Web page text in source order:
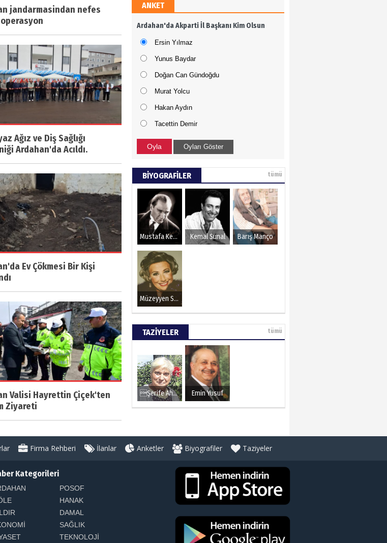
jandarmasindan nefes
Ağız ve Diş Sağlığı
Ardahan'da Acıldı.
Ev Çökmesi Bir Kişi
Valisi Hayrettin Çiçek'ten
Ziyareti
Kış Depresyonu Nedir?
İrem Öztürk
ANKET
Ardahan'da Akparti İl Başkanı Kim Olsun
Ersin Yılmaz
Yunus Baydar
Doğan Can Gündoğdu
Murat Yolcu
Hakan Aydın
Tacettin Demir
Oyla Oyları Göster
BİYOGRAFİLER tümü
Mustafa Kemal Atatürk Kemal Sunal Barış Manço
Müzeyyen Senar
TAZİYELER tümü
Şerife Ahmet Emin Yusuf
Firma Rehberi İlanlar Anketler Biyografiler Taziyeler
Kategorileri
POSOF
HANAK
DAMAL
SAĞLIK
TEKNOLOJİ